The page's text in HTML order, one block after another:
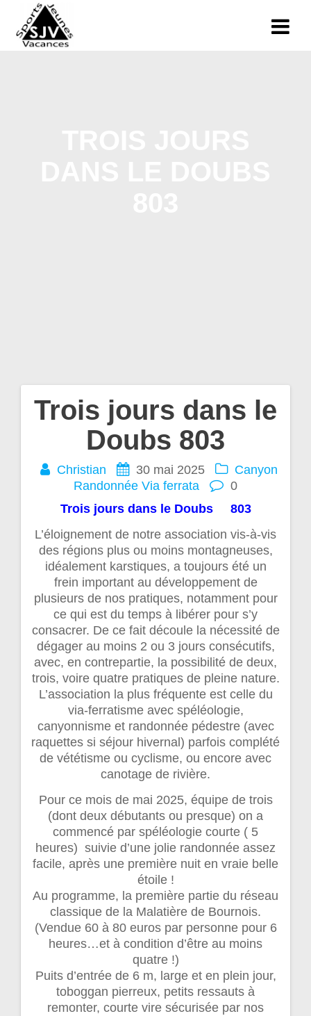
Trois jours dans le
Doubs 803
Christian 30 mai 2025
Canyon
Randonnée Via ferrata
0
Trois jours dans le Doubs 803
L’éloignement de notre association vis-à-vis
des régions plus ou moins montagneuses,
idéalement karstiques, a toujours été un
frein important au développement de
plusieurs de nos pratiques, notamment pour
ce qui est du temps à libérer pour s’y
consacrer. De ce fait découle la nécessité de
dégager au moins 2 ou 3 jours consécutifs,
avec, en contrepartie, la possibilité de deux,
trois, voire quatre pratiques de pleine nature.
L’association la plus fréquente est celle du
via-ferratisme avec spéléologie,
canyonnisme et randonnée pédestre (avec
raquettes si séjour hivernal) parfois complété
de vététisme ou cyclisme, ou encore avec
canotage de rivière.
Pour ce mois de mai 2025, équipe de trois
(dont deux débutants ou presque) on a
commencé par spéléologie courte ( 5
heures) suivie d’une jolie randonnée assez
facile, après une première nuit en vraie belle
étoile !
Au programme, la première partie du réseau
classique de la Malatière de Bournois.
(Vendue 60 à 80 euros par personne pour 6
heures…et à condition d’être au moins
quatre !)
Puits d’entrée de 6 m, large et en plein jour,
toboggan pierreux, petits ressauts à
remonter, courte vire sécurisée par nos
Navigation
l’article